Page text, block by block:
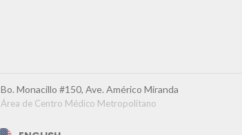
Bo. Monacillo #150, Ave. Américo Miranda
Área de Centro Médico Metropolitano